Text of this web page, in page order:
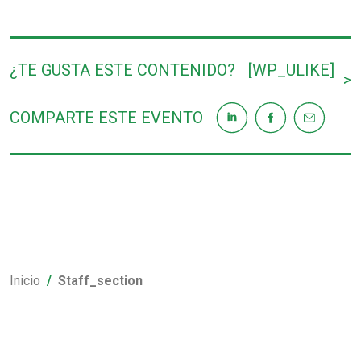
¿TE GUSTA ESTE CONTENIDO? [WP_ULIKE]
>
COMPARTE ESTE EVENTO
Inicio Staff_section